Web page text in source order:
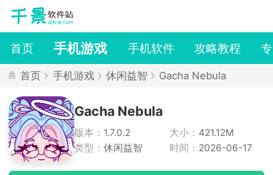
首页 手机游戏 手机软件 攻略教程
首页 手机游戏 休闲益智 Gacha Nebula
Gacha Nebula
版本： 1.7.0.2 大小： 421.12M
类型： 休闲益智 时间： 2026-06-17